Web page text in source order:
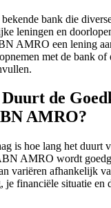
bank die
leningen en
AMRO een lening
met de bank of
de
AMRO?
is hoe lang het duurt
AMRO wordt
variëren afhankelijk
je financiële situatie en